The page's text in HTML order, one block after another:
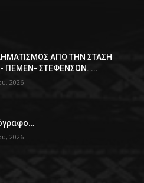
ΑΠΟ ΤΗΝ ΣΤΑΣΗ
ΠΕΜΕΝ- ΣΤΕΦΕΝΣΩΝ. ...
2026
2026